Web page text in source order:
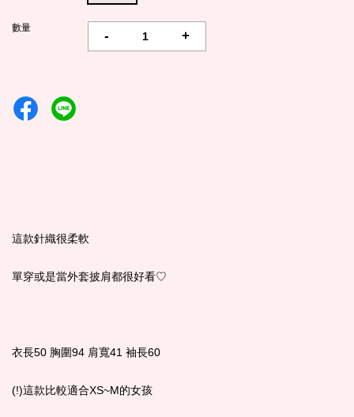
數量
- +
這款針織很柔軟
單穿或是當外套披肩都很好看♡
衣長50 胸圍94 肩寬41 袖長60
(!)這款比較適合XS~M的女孩